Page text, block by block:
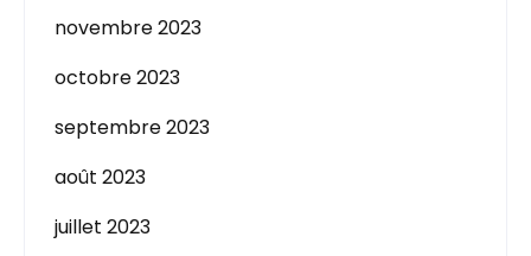
novembre 2023
octobre 2023
septembre 2023
août 2023
juillet 2023